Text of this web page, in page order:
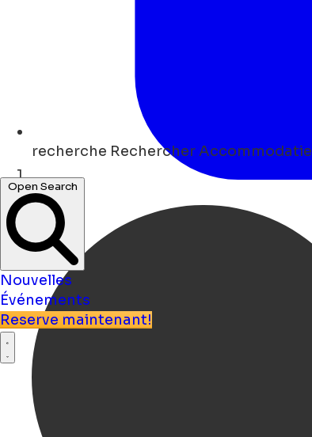
recherche Rechercher Accommodatie
Open Search
Nouvelles
Événements
Reserve maintenant!
Maison